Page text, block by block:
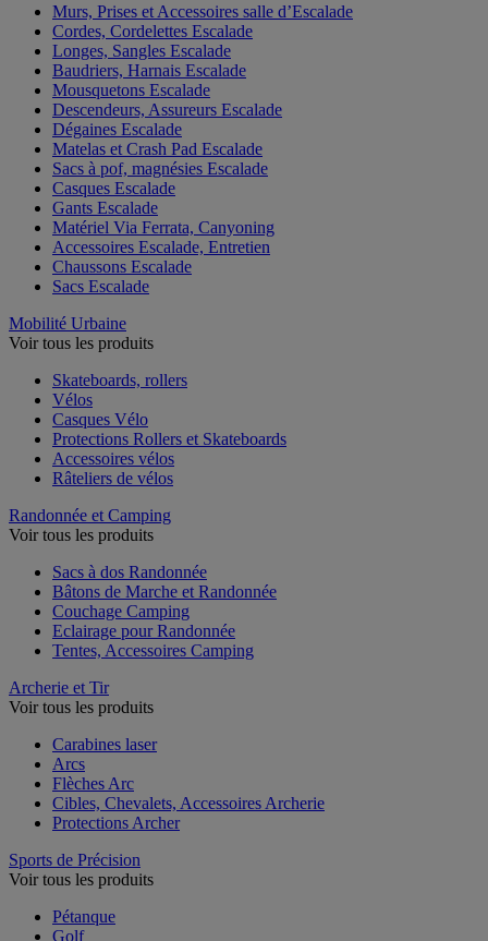
Murs, Prises et Accessoires salle d’Escalade
Cordes, Cordelettes Escalade
Longes, Sangles Escalade
Baudriers, Harnais Escalade
Mousquetons Escalade
Descendeurs, Assureurs Escalade
Dégaines Escalade
Matelas et Crash Pad Escalade
Sacs à pof, magnésies Escalade
Casques Escalade
Gants Escalade
Matériel Via Ferrata, Canyoning
Accessoires Escalade, Entretien
Chaussons Escalade
Sacs Escalade
Mobilité Urbaine
Voir tous les produits
Skateboards, rollers
Vélos
Casques Vélo
Protections Rollers et Skateboards
Accessoires vélos
Râteliers de vélos
Randonnée et Camping
Voir tous les produits
Sacs à dos Randonnée
Bâtons de Marche et Randonnée
Couchage Camping
Eclairage pour Randonnée
Tentes, Accessoires Camping
Archerie et Tir
Voir tous les produits
Carabines laser
Arcs
Flèches Arc
Cibles, Chevalets, Accessoires Archerie
Protections Archer
Sports de Précision
Voir tous les produits
Pétanque
Golf